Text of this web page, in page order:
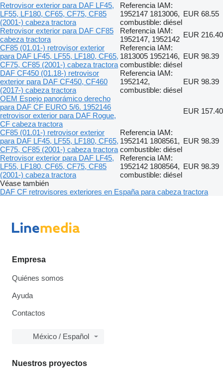
Retrovisor exterior para DAF LF45,
LF55, LF180, CF65, CF75, CF85
(2001-) cabeza tractora
Referencia IAM:
1952147 1813006,
combustible: diésel
EUR 68.55
Retrovisor exterior para DAF CF85
cabeza tractora
Referencia IAM:
1952147, 1952142
EUR 216.40
CF85 (01.01-) retrovisor exterior
para DAF LF45, LF55, LF180, CF65,
CF75, CF85 (2001-) cabeza tractora
Referencia IAM:
1813005 1952146,
combustible: diésel
EUR 98.39
DAF CF450 (01.18-) retrovisor
exterior para DAF CF450, CF460
(2017-) cabeza tractora
Referencia IAM:
1952142,
combustible: diésel
EUR 98.39
OEM Espejo panorámico derecho
para DAF CF EURO 5/6. 1952146
retrovisor exterior para DAF Rogue,
CF cabeza tractora
EUR 157.40
CF85 (01.01-) retrovisor exterior
para DAF LF45, LF55, LF180, CF65,
CF75, CF85 (2001-) cabeza tractora
Referencia IAM:
1952141 1808561,
combustible: diésel
EUR 98.39
Retrovisor exterior para DAF LF45,
LF55, LF180, CF65, CF75, CF85
(2001-) cabeza tractora
Referencia IAM:
1952142 1808564,
combustible: diésel
EUR 98.39
Véase también
DAF CF retrovisores exteriores en España para cabeza tractora
Empresa
Quiénes somos
Ayuda
Contactos
México / Español
Nuestros proyectos